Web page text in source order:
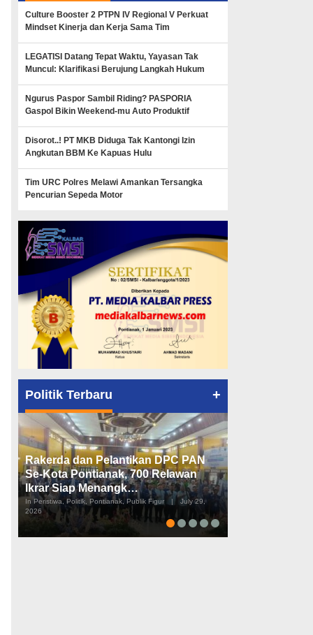
Culture Booster 2 PTPN IV Regional V Perkuat
Mindset Kinerja dan Kerja Sama Tim
LEGATISI Datang Tepat Waktu, Yayasan Tak
Muncul: Klarifikasi Berujung Langkah Hukum
Ngurus Paspor Sambil Riding? PASPORIA
Gaspol Bikin Weekend-mu Auto Produktif
Disorot..! PT MKB Diduga Tak Kantongi Izin
Angkutan BBM Ke Kapuas Hulu
Tim URC Polres Melawi Amankan Tersangka
Pencurian Sepeda Motor
Politik Terbaru +
Rakerda dan Pelantikan DPC PAN
Se-Kota Pontianak, 700 Relawan
Ikrar Siap Menangk…
In Peristiwa, Politik, Pontianak, Publik Figur |
July 29,
2026